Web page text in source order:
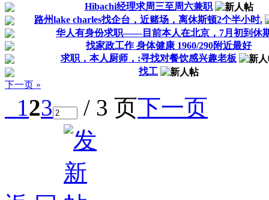
Hibachi经理求周三至周六兼职
路州lake charles找企台，近赌场，离休斯顿2个半小时.
华人有身份求职——目前本人在北京，7月初到休
找家政工作 身体健康 1960/290附近最好
求职，本人厨师，:寻找对餐饮感兴趣老板
找工
下一页 »
123 / 3 页下一页